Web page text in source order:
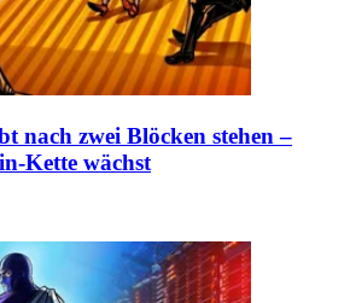
nach zwei Blöcken stehen –
Kette wächst